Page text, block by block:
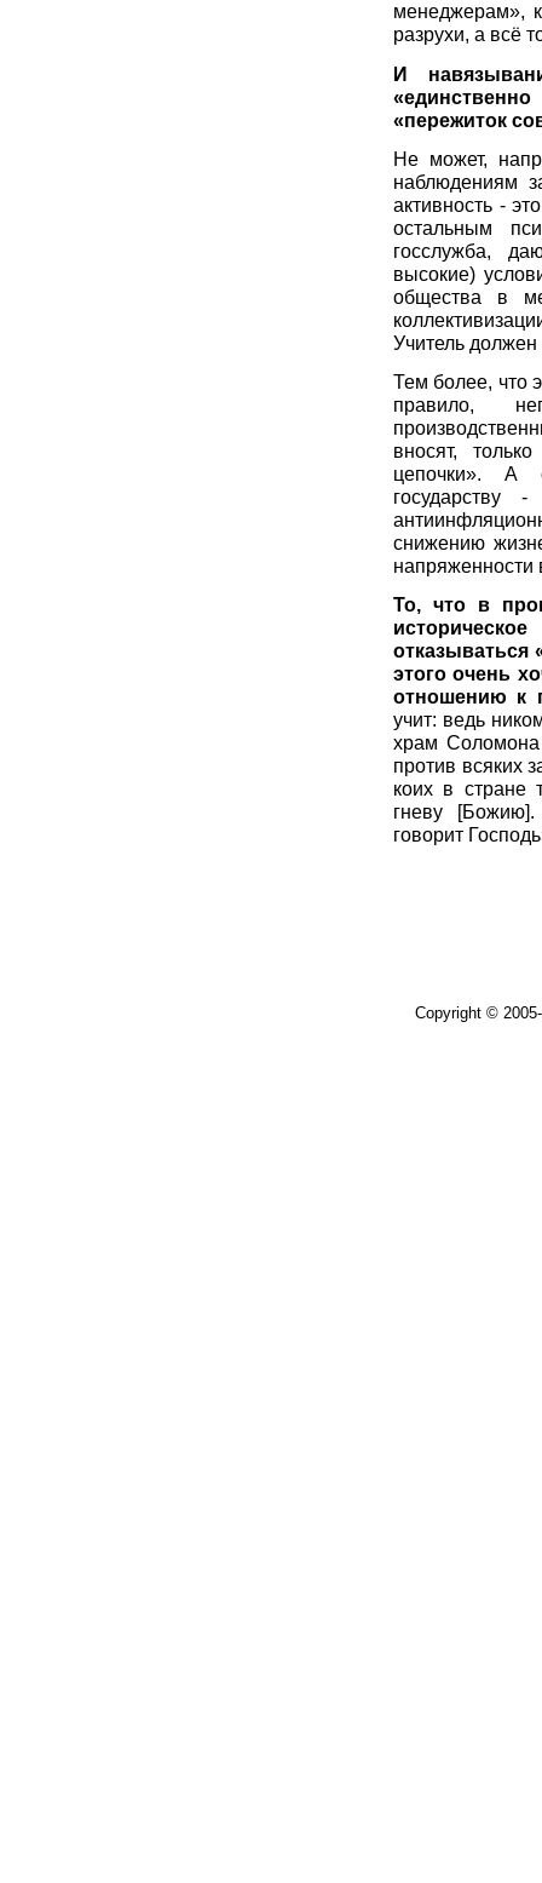
менеджерам»,
разрухи, а всё
И
«пережиток
Не может,
наблюдениям
активность -
остальным
госслужба,
высокие)
общества в
Учитель должен
Тем более, что
правило,
вносят,
цепочки». А
государству
снижению
напряженности
То, что в
отказываться
этого очень
отношению к
учит: ведь
храм
против всяких
коих в стране
гневу
говорит
Copyright ©